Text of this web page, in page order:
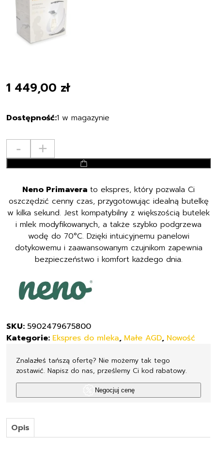
1 449,00 zł
1 w magazynie
-
ilość
Neno
Primavera
ekspres
do
mleka
modyfikowanego
+
dodaj do koszyka
Neno Primavera to ekspres, który pozwala Ci
oszczędzić cenny czas, przygotowując idealną butelkę
w kilka sekund. Jest kompatybilny z większością butelek
i mlek modyfikowanych, a także szybko podgrzewa
wodę do 70°C. Dzięki intuicyjnemu panelowi
dotykowemu i zaawansowanym czujnikom zapewnia
bezpieczeństwo i komfort każdego dnia.
SKU: 5902479675800
Kategorie: Ekspres do mleka Małe AGD Nowość
Znalazłeś tańszą ofertę? Nie możemy tak tego
zostawić. Napisz do nas, prześlemy Ci kod rabatowy.
Negocjuj cenę
Opis